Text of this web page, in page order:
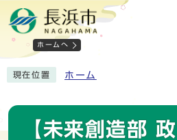
ホームへ
現在位置 ホーム
【未来創造部